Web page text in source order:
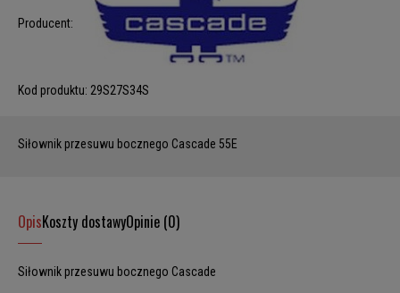
Producent:
Kod produktu: 29S27S34S
Siłownik przesuwu bocznego Cascade 55E
OpisKoszty dostawyOpinie (0)
Siłownik przesuwu bocznego Cascade